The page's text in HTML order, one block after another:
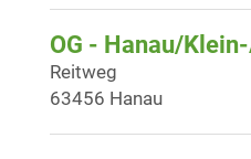
OG - Hanau/
Reitweg
63456 Hanau